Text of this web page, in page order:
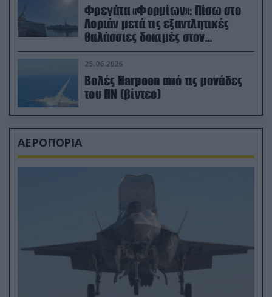
Φρεγάτα «Φορμίων»: Πίσω στο
Λοριάν μετά τις εξαντλητικές
θαλάσσιες δοκιμές στον
απαιτητικό Βισκαϊκό
25.06.2026
Βολές Harpoon από τις μονάδες
του ΠΝ (βίντεο)
ΑΕΡΟΠΟΡΙΑ